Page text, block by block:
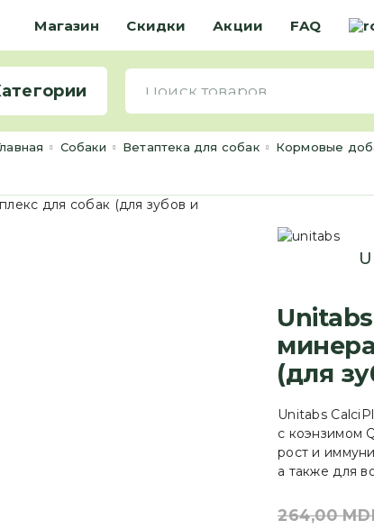
Магазин Скидки Акции FAQ
Главная Cобаки Ветаптека для собак Кормовые
(для
Unitabs
с коэнзимом
рост и
а также для
264,00